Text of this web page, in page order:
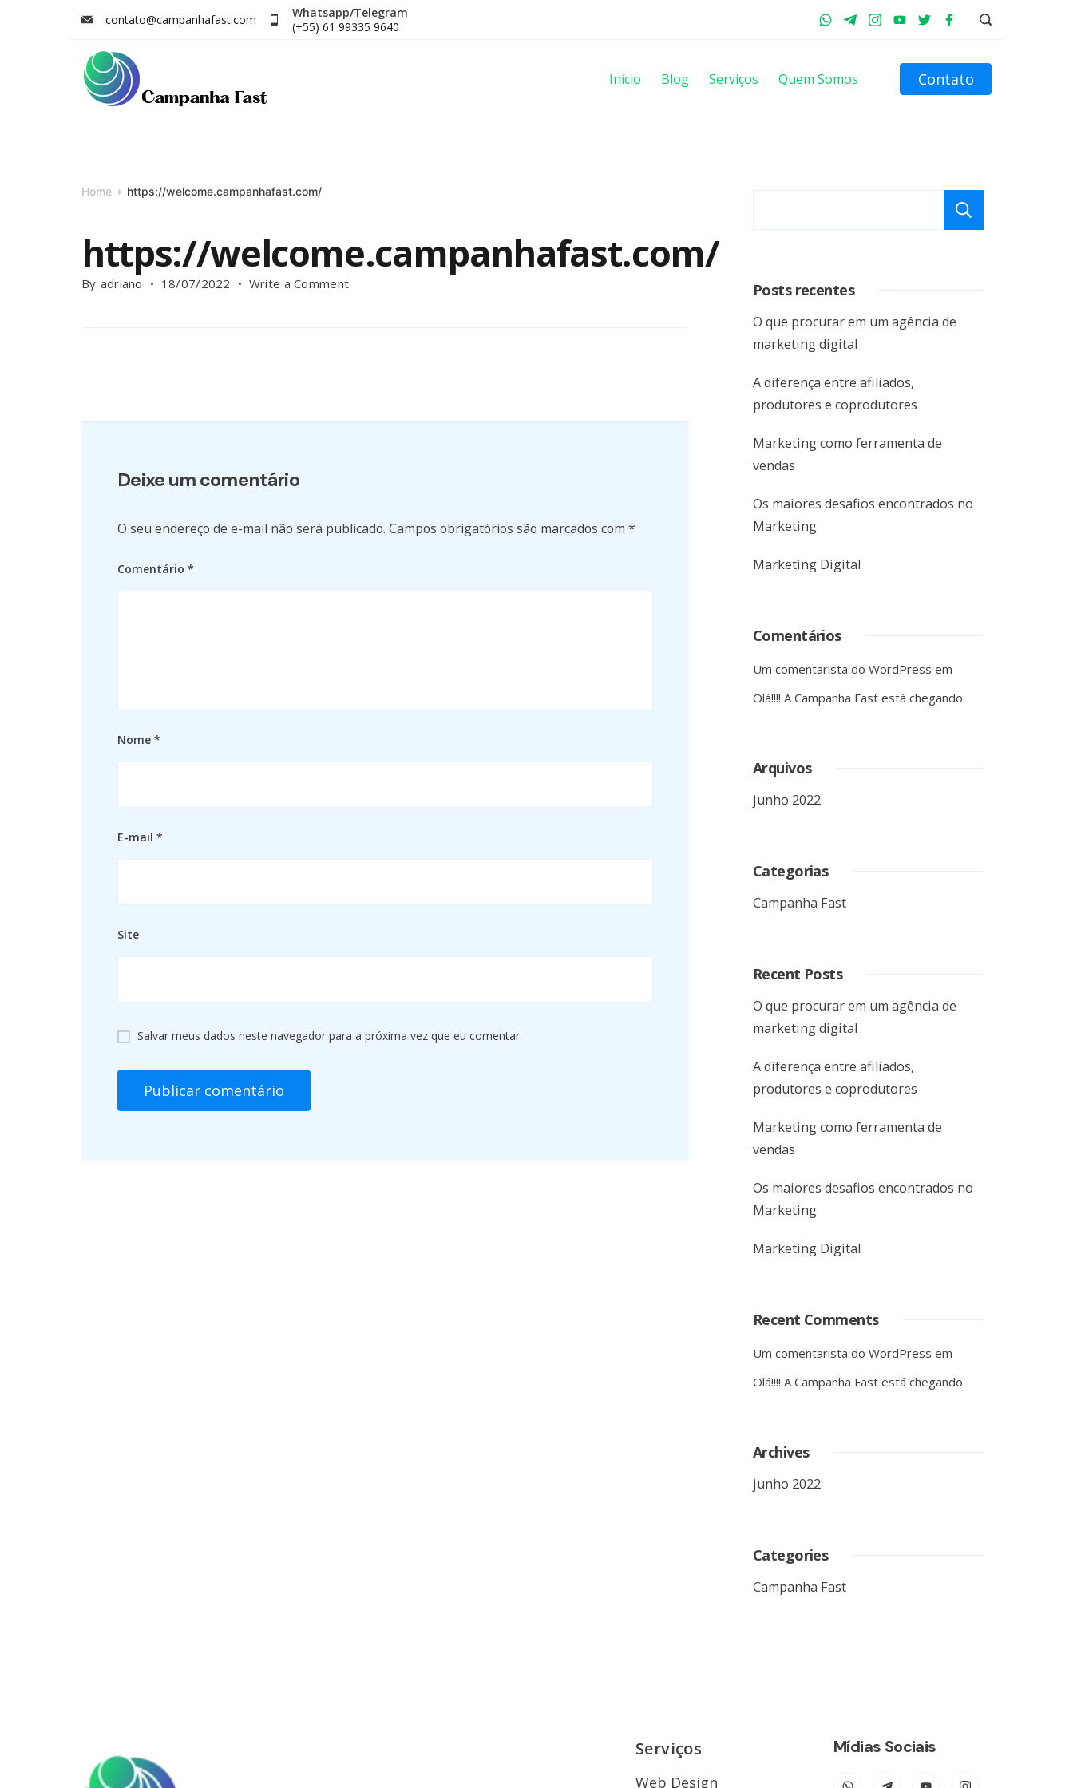
contato@campanhafast.com
Whatsapp/Telegram
(+55) 61 99335 9640
Início Blog Serviços Quem Somos Contato
Home https://welcome.campanhafast.com/
https://welcome.campanhafast.com/
By adriano 18/07/2022 Write a Commenton
Deixe um comentário
O seu endereço de e-mail não será publicado. Campos obrigatórios são marcados com *
Comentário *
Nome *
E-mail *
Site
Salvar meus dados neste navegador para a próxima vez que eu comentar.
Posts recentes
O que procurar em um agência de
marketing digital
A diferença entre afiliados,
produtores e coprodutores
Marketing como ferramenta de
vendas
Os maiores desafios encontrados no
Marketing
Marketing Digital
Comentários
Um comentarista do WordPress em
Olá!!!! A Campanha Fast está chegando.
Arquivos
junho 2022
Categorias
Campanha Fast
Recent Posts
O que procurar em um agência de
marketing digital
A diferença entre afiliados,
produtores e coprodutores
Marketing como ferramenta de
vendas
Os maiores desafios encontrados no
Marketing
Marketing Digital
Recent Comments
Um comentarista do WordPress em
Olá!!!! A Campanha Fast está chegando.
Archives
junho 2022
Categories
Campanha Fast
Serviços
Web Design
Mídias Sociais